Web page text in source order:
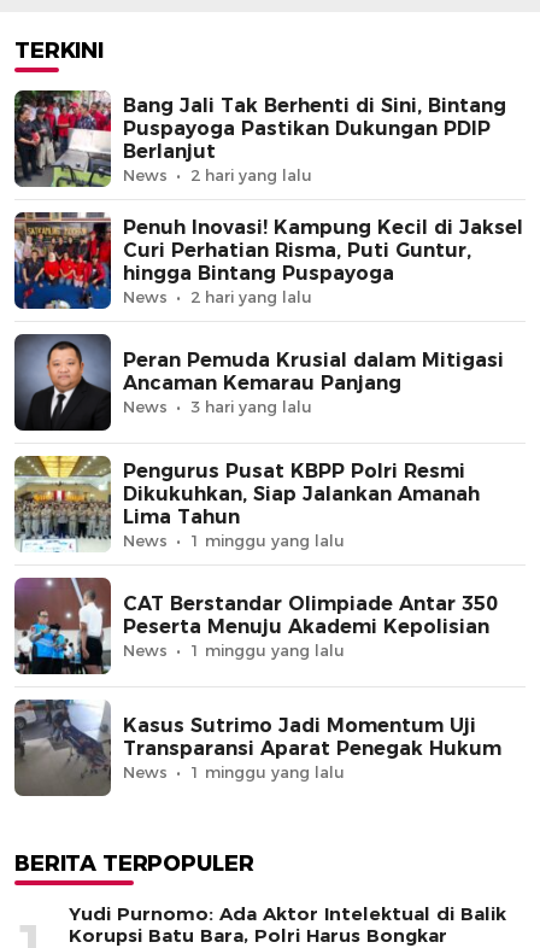
TERKINI
Bang Jali Tak Berhenti di Sini, Bintang
Puspayoga Pastikan Dukungan PDIP
Berlanjut
News 2 hari yang lalu
Penuh Inovasi! Kampung Kecil di Jaksel
Curi Perhatian Risma, Puti Guntur,
hingga Bintang Puspayoga
News 2 hari yang lalu
Peran Pemuda Krusial dalam Mitigasi
Ancaman Kemarau Panjang
News 3 hari yang lalu
Pengurus Pusat KBPP Polri Resmi
Dikukuhkan, Siap Jalankan Amanah
Lima Tahun
News 1 minggu yang lalu
CAT Berstandar Olimpiade Antar 350
Peserta Menuju Akademi Kepolisian
News 1 minggu yang lalu
Kasus Sutrimo Jadi Momentum Uji
Transparansi Aparat Penegak Hukum
News 1 minggu yang lalu
BERITA TERPOPULER
Yudi Purnomo: Ada Aktor Intelektual di Balik
Korupsi Batu Bara, Polri Harus Bongkar